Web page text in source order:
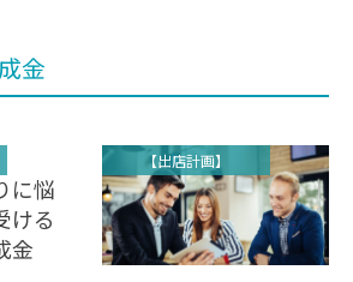
金
に悩
ける
金
【出店計画】